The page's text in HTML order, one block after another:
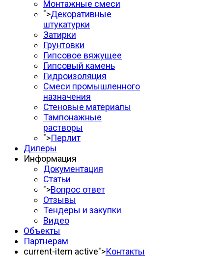
Монтажные смеси
">Декоративные
штукатурки
Затирки
Грунтовки
Гипсовое вяжущее
Гипсовый камень
Гидроизоляция
Смеси промышленного
назначения
Стеновые материалы
Тампонажные
растворы
">Перлит
Дилеры
Информация
Документация
Статьи
">Вопрос ответ
Отзывы
Тендеры и закупки
Видео
Объекты
Партнерам
current-item active">Контакты